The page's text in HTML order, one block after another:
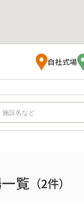
自社式場
覧 （2件）